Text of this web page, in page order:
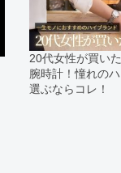
※アンティーク品や
合がございます。
※表示の定価は、入
現在の定価と異なる
20代女性が買い
腕時計！憧れの
選ぶならコレ！